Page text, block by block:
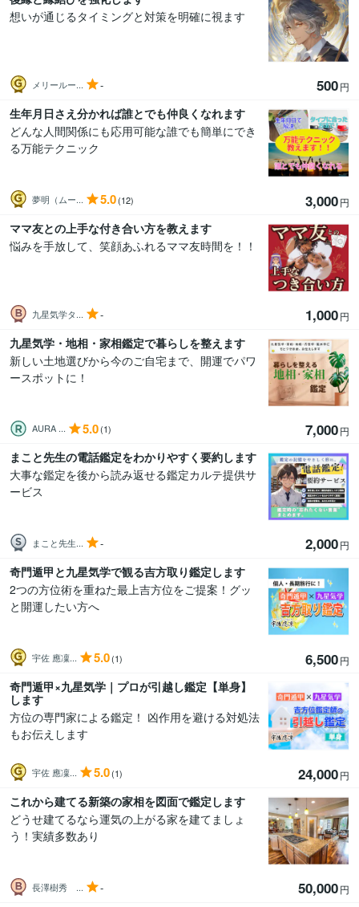
想いが通じるタイミングと対策を明確に視ます
メリールー... - 500円
生年月日さえ分かれば誰とでも仲良くなれます
どんな人間関係にも応用可能な誰でも簡単にでき
る万能テクニック
夢明（ムー... 5.0(12) 3,000円
ママ友との上手な付き合い方を教えます
悩みを手放して、笑顔あふれるママ友時間を！！
九星気学タ... - 1,000円
九星気学・地相・家相鑑定で暮らしを整えます
新しい土地選びから今のご自宅まで、開運でパワ
ースポットに！
AURA ... 5.0(1) 7,000円
まこと先生の電話鑑定をわかりやすく要約します
大事な鑑定を後から読み返せる鑑定カルテ提供サ
ービス
まこと先生... - 2,000円
奇門遁甲と九星気学で観る吉方取り鑑定します
2つの方位術を重ねた最上吉方位をご提案！グッ
と開運したい方へ
宇佐 應凜... 5.0(1) 6,500円
奇門遁甲×九星気学｜プロが引越し鑑定【単身】
します
方位の専門家による鑑定！ 凶作用を避ける対処法
もお伝えします
宇佐 應凜... 5.0(1) 24,000円
これから建てる新築の家相を図面で鑑定します
どうせ建てるなら運気の上がる家を建てましょ
う！実績多数あり
長澤樹秀 ... - 50,000円